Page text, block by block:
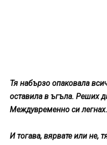
Тя набързо опаковала
оставила в ъгъла. Реших
Междувременно си легнах.
И тогава, вярвате или не,